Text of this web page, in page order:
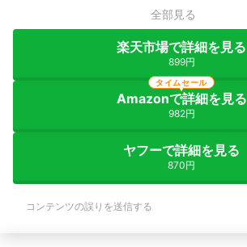
全部見る
楽天市場で詳細を見る
899円
Amazonで詳細を見る
982円
タイムセール
ヤフーで詳細を見る
870円
コンテンツの誤りを送信する